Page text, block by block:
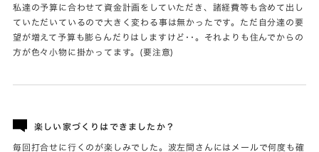
私達の予算に合わせて資金計画をしていただき、諸経費等も含めて出し
ていただいているので大きく変わる事は無かったです。ただ自分達の要
望が増えて予算も膨らんだりはしますけど･･。それよりも住んでからの
方が色々小物に掛かってます。(要注意)
楽しい家づくりはできましたか？
毎回打合せに行くのが楽しみでした。波左間さんにはメールで何度も確